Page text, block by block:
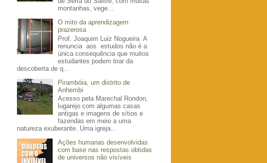
montanhas, vege...
O mito da aprendizagem
prazerosa
Prof. Joaquim Luiz Nogueira A
renuncia aos estudos não é a
única consequência que muitos
estudantes podem tirar da
descoberta de q...
Pirambóia, um distrito de
Anhembi
Acesso pela Marechal Rondon,
lugarejo com algumas casas
antigas e imagens de sítios e
fazendas em meio a uma
natureza exuberante. Uma igreja...
Ações humanas desenvolvidas
com base nas respostas obtidas
de universos não visíveis